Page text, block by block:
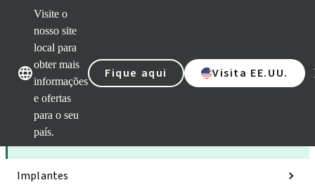
Visite o
nosso site
local para
obter mais
informações
e ofertas
para o seu
país.
Fique aqui Visita EE.UU.
Categorias
iExcel
Implantes